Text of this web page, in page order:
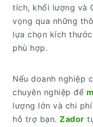
tích, khối lượng và
vọng qua những
lựa chọn kích
phù hợp.
Nếu doanh nghiệp
chuyên nghiệp để
lượng lớn và chi
hỗ trợ bạn. Zador